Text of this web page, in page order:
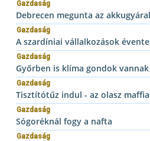
Gazdaság
Debrecen megunta az
Gazdaság
A szardíniai vállalkozások
Gazdaság
Győrben is klíma gondok
Gazdaság
Tisztítótűz indul - az olasz
Gazdaság
Sógoréknál fogy a nafta
Gazdaság